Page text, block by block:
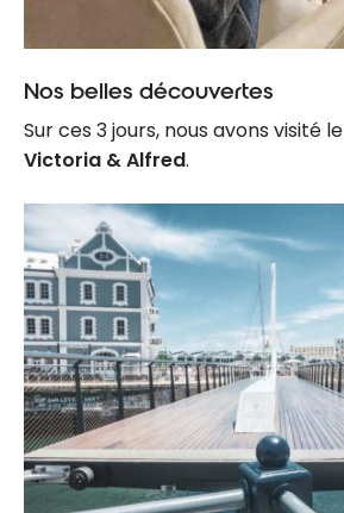
Nos belles découvertes
Sur ces 3 jours, nous avons visité le
Victoria & Alfred.